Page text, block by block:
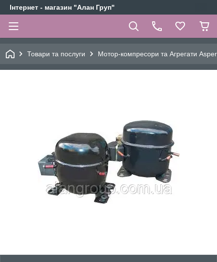
Інтернет - магазин "Алан Груп"
Товари та послуги Мотор-компресори та Агрегати